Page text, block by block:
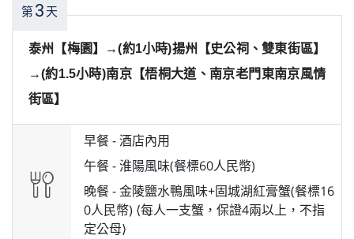
第3 天
泰州【梅園】→(約1小時)揚州【史公祠、雙東街區】
→(約1.5小時)南京【梧桐大道、南京老門東南京風情
街區】
早餐 -酒店內用
午餐 -淮陽風味(餐標60人民幣)
晚餐 -金陵鹽水鴨風味+固城湖紅膏蟹(餐標16
0人民幣) ⟨每人一支蟹，保證4兩以上，不指
定公母⟩